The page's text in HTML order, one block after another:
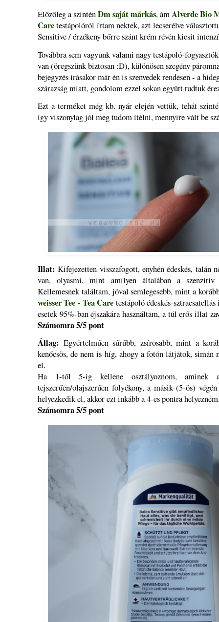
Előzőleg a szinténDm saját márkás, ámAlverdeBio
Caretestápolóról írtam nektek, azt lecserélve
Sensitive / érzékeny bőrre szánt krém révén kicsit
Továbbra sem vagyunk valami nagy testápoló-
van (öregszünk biztosan :D), különösen szegény
bejegyzés írásakor már én is szenvedek rendesen - a
szárazság miatt, gondolom ezzel sokan együtt tudtuk
Ezt a terméket még kb. nyár elején vettük, tehát
így viszonylag jól meg tudom ítélni, mennyire vált be
Illat: Kifejezetten visszafogott, enyhén édeskés, talán
van, olyasmi, mint amilyen általában a szenzitív
Kellemesnek találtam, jóval semlegesebb, mint a
weisser Tee - Tea Care testápoló édeskés-
esetek 95%-ban éjszakára használtam, a túl erős illat
Számomra 5/5 pont
Állag: Egyértelműen sűrűbb, zsírosabb, mint a
kenőcsös, de nem is híg, ahogy a fotón látjátok,
el.
Ha 1-től 5-ig kellene osztályoznom,
tejszerűen/olajszerűen folyékony, a másik (5-ös)
helyezkedik el, akkor ezt inkább a 4-es pontra
Számomra 5/5 pont